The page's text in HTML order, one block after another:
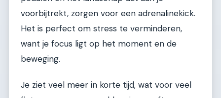
voorbijtrekt, zorgen voor een adrenalinekick.
Het is perfect om stress te verminderen,
want je focus ligt op het moment en de
beweging.
Je ziet veel meer in korte tijd, wat voor veel